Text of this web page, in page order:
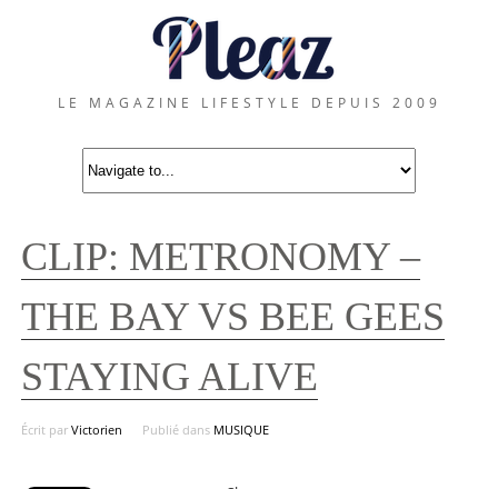
LE MAGAZINE LIFESTYLE DEPUIS 2009
CLIP: METRONOMY –
THE BAY VS BEE GEES
STAYING ALIVE
Écrit par Victorien Publié dans MUSIQUE